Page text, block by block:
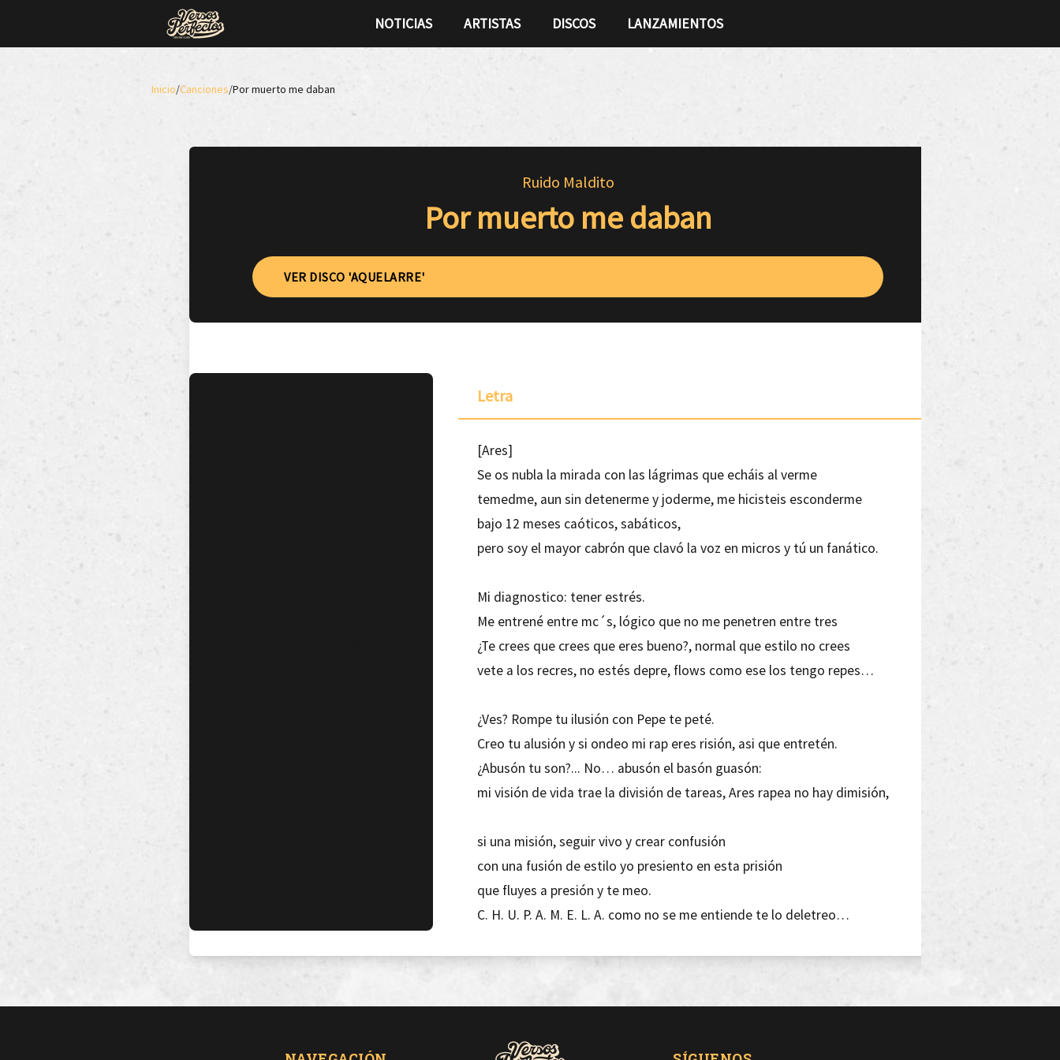
NOTICIAS ARTISTAS DISCOS LANZAMIENTOS
Inicio/Canciones/Por muerto me daban
Ruido Maldito
Por muerto me daban
VER DISCO 'AQUELARRE'
Letra
[Ares]
Se os nubla la mirada con las lágrimas que echáis al verme
temedme, aun sin detenerme y joderme, me hicisteis esconderme
bajo 12 meses caóticos, sabáticos,
pero soy el mayor cabrón que clavó la voz en micros y tú un fanático.
Mi diagnostico: tener estrés.
Me entrené entre mc´s, lógico que no me penetren entre tres
¿Te crees que crees que eres bueno?, normal que estilo no crees
vete a los recres, no estés depre, flows como ese los tengo repes…
¿Ves? Rompe tu ilusión con Pepe te peté.
Creo tu alusión y si ondeo mi rap eres risión, asi que entretén.
¿Abusón tu son?... No… abusón el basón guasón:
mi visión de vida trae la división de tareas, Ares rapea no hay dimisión,
si una misión, seguir vivo y crear confusión
con una fusión de estilo yo presiento en esta prisión
que fluyes a presión y te meo.
C. H. U. P. A. M. E. L. A. como no se me entiende te lo deletreo…
Me meto con los que van de tal, sin ser tal, mi rap se inserta en tu despertar
mientras media España por muerto me daba…